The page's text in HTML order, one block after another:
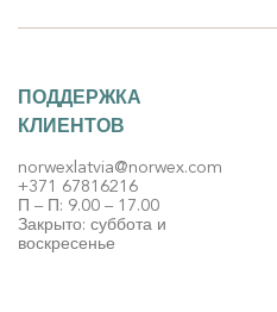
ПОДДЕРЖКА
КЛИЕНТОВ
norwexlatvia@norwex.com
+371 67816216
П – П: 9.00 – 17.00
Закрыто: суббота и
воскресенье